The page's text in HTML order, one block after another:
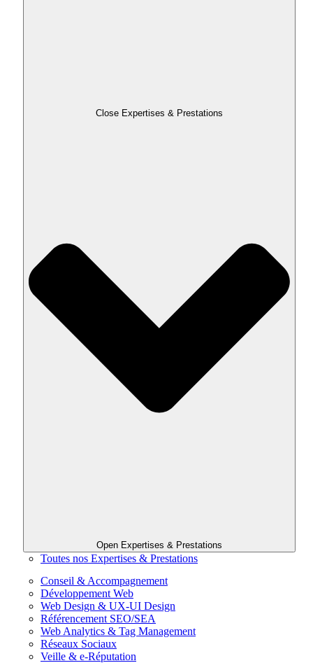
Close Expertises & Prestations
Open Expertises & Prestations
Toutes nos Expertises & Prestations
Conseil & Accompagnement
Développement Web
Web Design & UX-UI Design
Référencement SEO/SEA
Web Analytics & Tag Management
Réseaux Sociaux
Veille & e-Réputation